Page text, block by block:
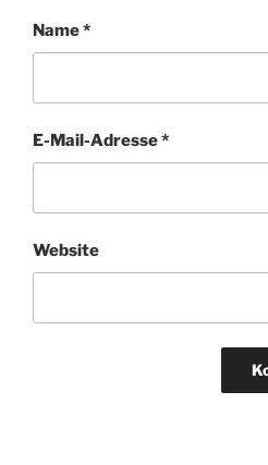
Name*
E-Mail-Adresse*
Website